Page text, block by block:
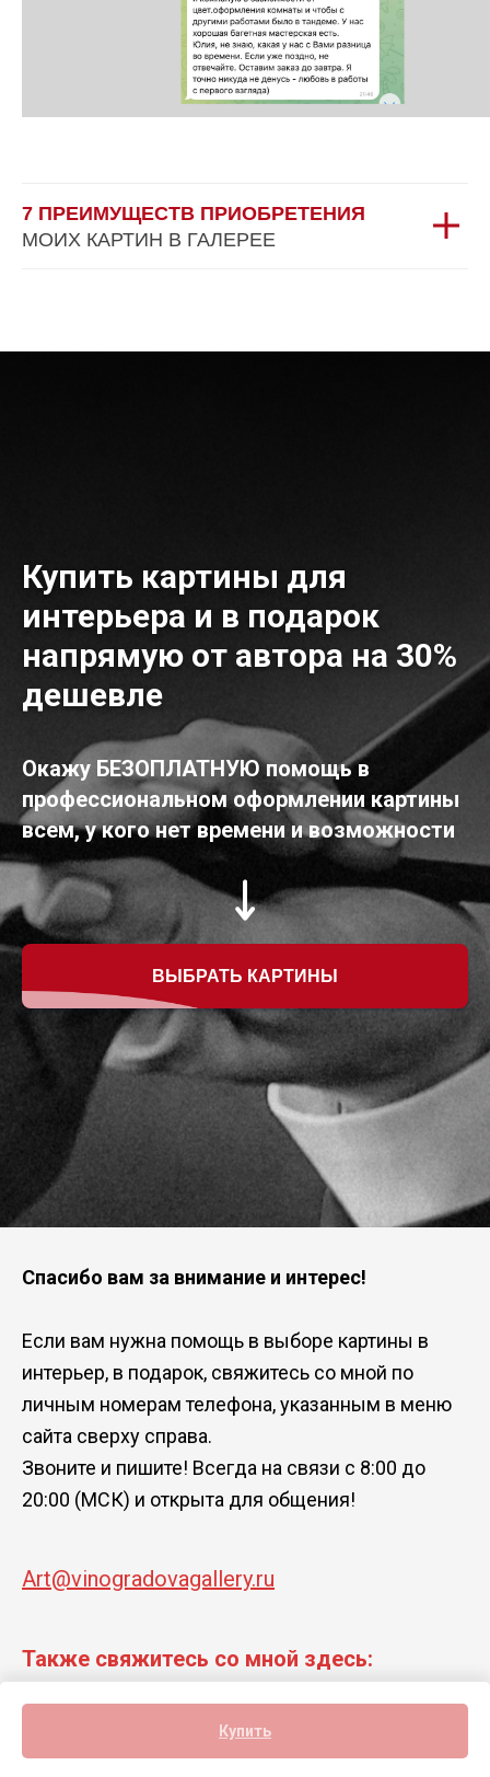
Купить
7 ПРЕИМУЩЕСТВ ПРИОБРЕТЕНИЯ
МОИХ КАРТИН В ГАЛЕРЕЕ
Купить картины для
интерьера и в подарок
напрямую от автора на 30%
дешевле
Окажу БЕЗОПЛАТНУЮ помощь в
профессиональном оформлении картины
всем, у кого нет времени и возможности
ВЫБРАТЬ КАРТИНЫ
Спасибо вам за внимание и интерес!
Если вам нужна помощь в выборе картины в
интерьер, в подарок, свяжитесь со мной по
личным номерам телефона, указанным в меню
сайта сверху справа.
Звоните и пишите! Всегда на связи с 8:00 до
20:00 (МСК) и открыта для общения!
Art@vinogradovagallery.ru
Также свяжитесь со мной здесь: